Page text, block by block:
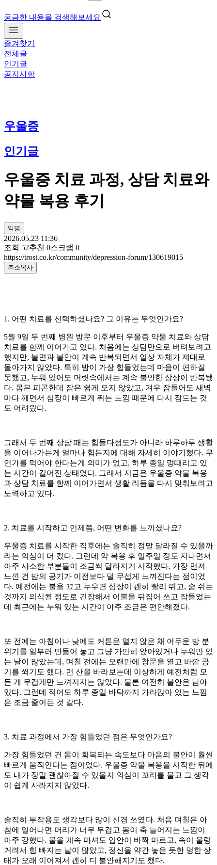
궁금한 내용을 검색해보세요
즐겨찾기
전체글
인기글
공지사항
우울증
인기글
우울증 치료 과정, 상담 치료와
약물 복용 후기
익명
2026.05.23 11:36
조회 52추천 0스크랩 0
https://trost.co.kr/community/depression-forum/130619015
주소복사
1. 어떤 치료를 선택하셨나요? 그 이유는 무엇인가요?
5월 9일 두 번째 병원 방문 이후부터 우울증 약물 치료와 상담
치료를 함께 이어가고 있다. 처음에는 상담만으로 버텨보려고
했지만, 불면과 불안이 계속 반복되면서 일상 자체가 제대로
돌아가지 않았다. 특히 밤이 가장 힘들었는데 마음이 편하질
못했고, 누워 있어도 머릿속에서는 계속 불안한 상상이 반복됐
다. 몸은 피곤한데 잠은 쉽게 오지 않았고, 겨우 잠들어도 새벽
마다 깨면서 심장이 빠르게 뛰는 느낌 때문에 다시 잠드는 것
도 어려웠다.
그래서 두 번째 상담 때는 힘들다정도가 아니라 하루하루 생활
을 이어나가는게 얼마나 힘든지에 대해 자세히 이야기했다. 무
언가를 먹어야 한다는게 의미가 없고, 하루 종일 멍때리고 있
는 시간이 길어진 상태였다. 그래서 지금은 우울증 약물 복용
과 상담 치료를 함께 이어가면서 생활 리듬을 다시 맞춰보려고
노력하고 있다.
2. 치료를 시작하고 언제쯤, 어떤 변화를 느끼셨나요?
우울증 치료를 시작한 직후에는 솔직히 정말 달라질 수 있을까
라는 의심이 더 컸다. 그런데 약 복용 후 일주일 정도 지나면서
아주 사소한 부분들이 조금씩 달라지기 시작했다. 가장 먼저
느낀 건 밤의 공기가 이전보다 덜 무섭게 느껴진다는 점이었
다. 예전에는 불을 끄고 누우면 심장이 괜히 빨리 뛰고, 숨 쉬는
것까지 의식될 정도로 긴장해서 이불을 뒤집어 쓰고 잠들었는
데 최근에는 누워 있는 시간이 아주 조금은 편안해졌다.
또 전에는 아침이나 낮에도 커튼은 열지 않은 채 어두운 방 분
위기를 일부러 만들어 놓고 그냥 가만히 앉아있거나 누워만 있
는 날이 많았는데, 며칠 전에는 오랜만에 창문을 열고 바깥 공
기를 쐬기도 했다. 먼 산을 바라보는데 이상하게 예전처럼 모
든 게 무겁게만 느껴지지는 않았다. 물론 여전히 불안은 남아
있다. 그런데 적어도 하루 종일 바닥까지 가라앉아 있는 느낌
은 조금 줄어든 것 같다.
3. 치료 과정에서 가장 힘들었던 점은 무엇인가요?
가장 힘들었던 건 몸이 회복되는 속도보다 마음의 불안이 훨씬
빠르게 움직인다는 점이었다. 우울증 약물 복용을 시작한 뒤에
도 내가 정말 괜찮아질 수 있을지 의심이 꼬리를 물고 그 생각
이 쉽게 사라지지 않았다.
솔직히 부작용도 생각보다 많이 신경 쓰였다. 처음 며칠은 아
침에 일어나면 머리가 너무 무겁고 몸이 축 늘어지는 느낌이
아주 강했다. 물을 계속 마셔도 입안이 바짝 마르고, 속이 울렁
거려서 힘 빠지는 날이 많았고, 정신을 약간 놓은 듯한 멍한 상
태가 오래 이어져서 괜히 더 불안해지기도 했다.